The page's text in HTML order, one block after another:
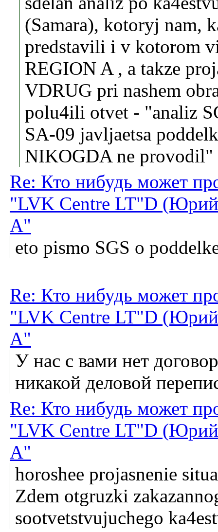
(Samara), kotoryj nam,
predstavili i v kotorom
REGION A , a takze
VDRUG pri nashem
polu4ili otvet - "analiz
SA-09 javljaetsa
NIKOGDA ne
Re: Кто нибудь может
"LVK Centre LT"D
А"
eto pismo SGS o
Re: Кто нибудь может
"LVK Centre LT"D
А"
У нас с вами нет
никакой деловой
Re: Кто нибудь может
"LVK Centre LT"D
А"
horoshee projasnenie
Zdem otgruzki
sootvetstvujuchego